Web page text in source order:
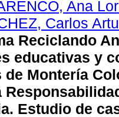
Ana
Carlos
Reciclando
educativas y
Montería
Estudio de